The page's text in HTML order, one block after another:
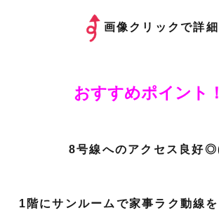
画像クリックで詳
おすすめポイント
8号線へのアクセス良好
1階にサンルームで家事ラク動線を